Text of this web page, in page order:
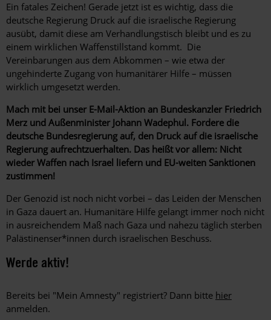
Ein fatales Zeichen! Gerade jetzt ist es wichtig, dass die
deutsche Regierung Druck auf die israelische Regierung
ausübt, damit diese am Verhandlungstisch bleibt und es zu
einem wirklichen Waffenstillstand kommt. Die
Vereinbarungen aus dem Abkommen – wie etwa der
ungehinderte Zugang von humanitärer Hilfe – müssen
wirklich umgesetzt werden.
Mach mit bei unser E-Mail-Aktion an Bundeskanzler Friedrich
Merz und Außenminister Johann Wadephul. Fordere die
deutsche Bundesregierung auf, den Druck auf die israelische
Regierung aufrechtzuerhalten. Das heißt vor allem: Nicht
wieder Waffen nach Israel liefern und EU-weiten Sanktionen
zustimmen!
Der Genozid ist noch nicht vorbei – das Leiden der Menschen
in Gaza dauert an. Humanitäre Hilfe gelangt immer noch nicht
in ausreichendem Maß nach Gaza und nahezu täglich sterben
Palästinenser*innen durch israelischen Beschuss.
Werde aktiv!
Bereits bei "Mein Amnesty" registriert? Dann bitte hier
anmelden.